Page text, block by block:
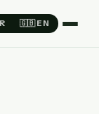
🇬🇧 EN